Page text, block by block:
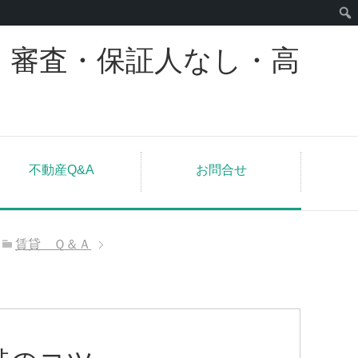
査・保証人なし・高
不動産Q&A お問合せ
賃貸 Ｑ＆Ａ